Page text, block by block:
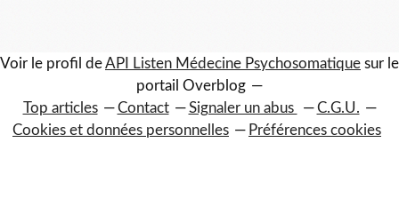
Voir le profil deAPI Listen Médecine Psychosomatique sur le
portail Overblog
Top articles
Contact Signaler un abus
C.G.U.
Cookies et données personnelles
Préférences cookies